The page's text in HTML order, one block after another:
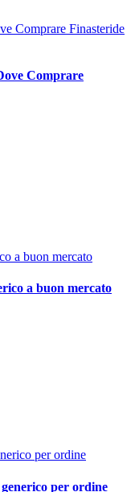
Comprare Finasteride
Comprare
a buon mercato
a buon mercato
per ordine
per ordine